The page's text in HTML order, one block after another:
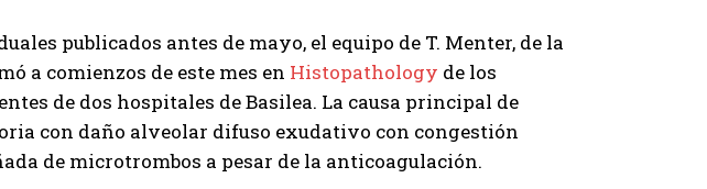
publicados antes de mayo, el equipo de T. Menter, de la
a comienzos de este mes en Histopathology de los
de dos hospitales de Basilea. La causa principal de
con daño alveolar difuso exudativo con congestión
de microtrombos a pesar de la anticoagulación.